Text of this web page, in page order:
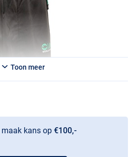
Toon meer
kans op €100,-